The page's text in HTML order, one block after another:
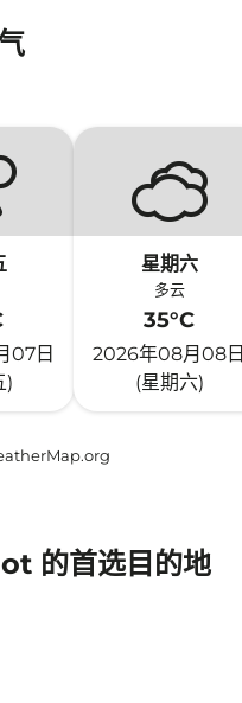
07日
)
星期六
多云
35°C
2026年08月08日
(星期六)
的首选目的地